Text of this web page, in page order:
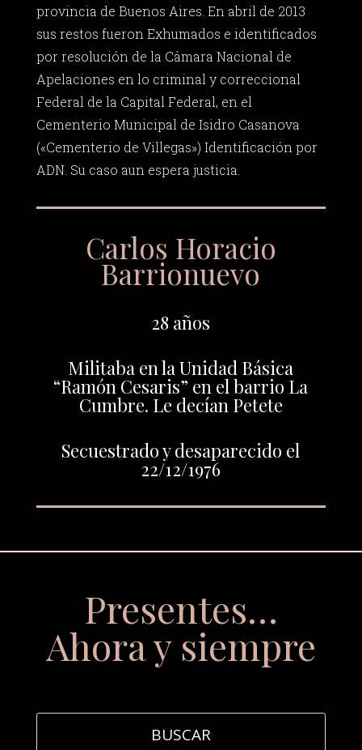
provincia de Buenos Aires. En abril de 2013
sus restos fueron Exhumados e identificados
por resolución de la Cámara Nacional de
Apelaciones en lo criminal y correccional
Federal de la Capital Federal, en el
Cementerio Municipal de Isidro Casanova
(«Cementerio de Villegas») Identificación por
ADN. Su caso aun espera justicia.
Carlos Horacio
Barrionuevo
28 años
Militaba en la Unidad Básica
“Ramón Cesaris” en el barrio La
Cumbre. Le decían Petete
Secuestrado y desaparecido el
22/12/1976
Presentes…
Ahora y siempre